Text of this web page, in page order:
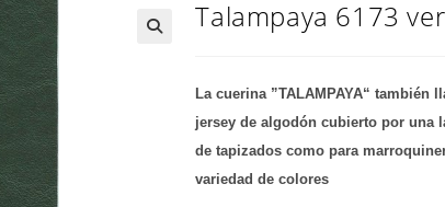
Talampaya 6173
La cuerina ”TALAMPAYA“
jersey de algodón cubierto por una
de tapizados como para
variedad de colores